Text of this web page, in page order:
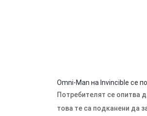
Omni-Man на Invincible се
Потребителят се опитва
това те са подканени да